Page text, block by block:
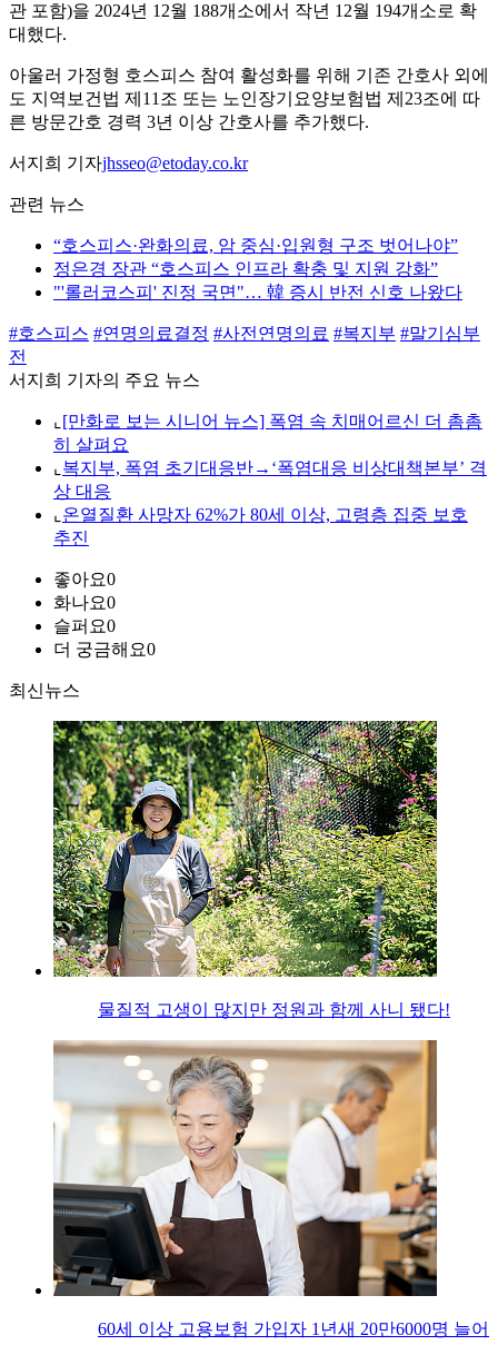
관 포함)을 2024년 12월 188개소에서 작년 12월 194개소로 확
대했다.
아울러 가정형 호스피스 참여 활성화를 위해 기존 간호사 외에
도 지역보건법 제11조 또는 노인장기요양보험법 제23조에 따
른 방문간호 경력 3년 이상 간호사를 추가했다.
서지희 기자jhsseo@etoday.co.kr
관련 뉴스
“호스피스·완화의료, 암 중심·입원형 구조 벗어나야”
정은경 장관 “호스피스 인프라 확충 및 지원 강화”
"'롤러코스피' 진정 국면"… 韓 증시 반전 신호 나왔다
#호스피스 #연명의료결정 #사전연명의료 #복지부 #말기심부
전
서지희 기자의 주요 뉴스
⌞ [만화로 보는 시니어 뉴스] 폭염 속 치매어르신 더 촘촘
히 살펴요
⌞ 복지부, 폭염 초기대응반→‘폭염대응 비상대책본부’ 격
상 대응
⌞ 온열질환 사망자 62%가 80세 이상, 고령층 집중 보호
추진
좋아요0
화나요0
슬퍼요0
더 궁금해요0
최신뉴스
물질적 고생이 많지만 정원과 함께 사니 됐다!
60세 이상 고용보험 가입자 1년새 20만6000명 늘어